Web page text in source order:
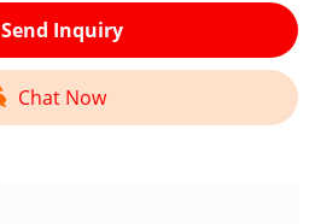
Send Inquiry
Chat Now